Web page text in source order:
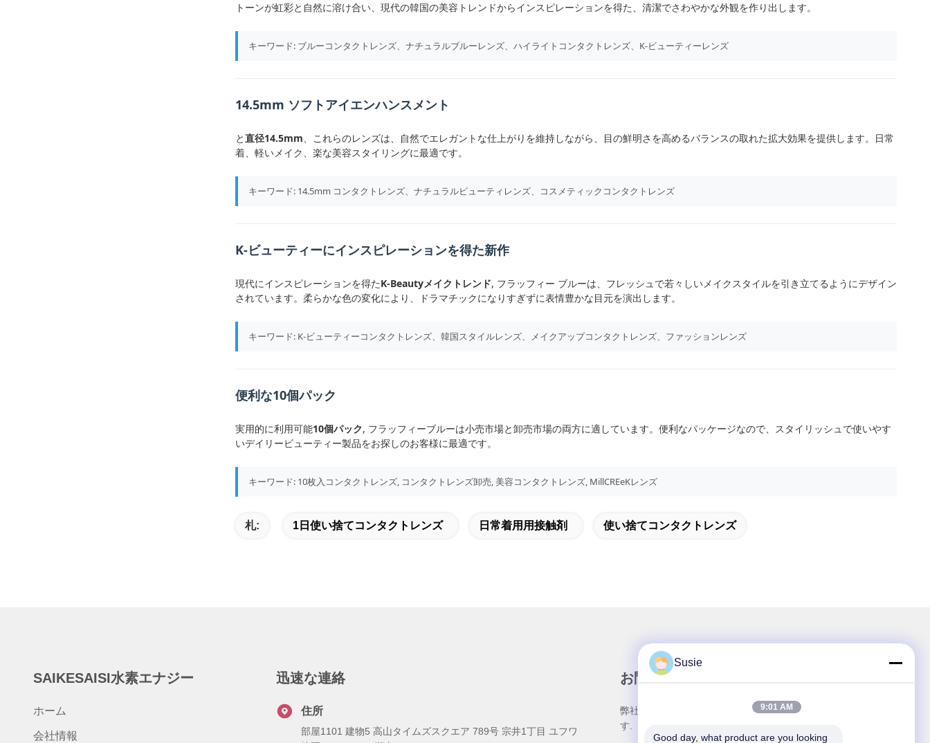
トーンが虹彩と自然に溶け合い、現代の韓国の美容トレンドからインスピレーションを得た、清潔でさわやかな外観を作り出します。
キーワード: ブルーコンタクトレンズ、ナチュラルブルーレンズ、ハイライトコンタクトレンズ、K-ビューティーレンズ
14.5mm ソフトアイエンハンスメント
と直径14.5mm、これらのレンズは、自然でエレガントな仕上がりを維持しながら、目の鮮明さを高めるバランスの取れた拡大効果を提供します。日常
着、軽いメイク、楽な美容スタイリングに最適です。
キーワード: 14.5mm コンタクトレンズ、ナチュラルビューティレンズ、コスメティックコンタクトレンズ
K-ビューティーにインスピレーションを得た新作
現代にインスピレーションを得たK-Beautyメイクトレンド, フラッフィー ブルーは、フレッシュで若々しいメイクスタイルを引き立てるようにデザイン
されています。柔らかな色の変化により、ドラマチックになりすぎずに表情豊かな目元を演出します。
キーワード: K-ビューティーコンタクトレンズ、韓国スタイルレンズ、メイクアップコンタクトレンズ、ファッションレンズ
便利な10個パック
実用的に利用可能10個パック, フラッフィーブルーは小売市場と卸売市場の両方に適しています。便利なパッケージなので、スタイリッシュで使いやす
いデイリービューティー製品をお探しのお客様に最適です。
キーワード: 10枚入コンタクトレンズ, コンタクトレンズ卸売, 美容コンタクトレンズ, MillCREeKレンズ
札: 1日使い捨てコンタクトレンズ 日常着用用接触剤 使い捨てコンタクトレンズ
SAIKESAISI水素エナジー
ホーム
会社情報
迅速な連絡
住所
部屋1101 建物5 高山タイムズスクエア 789号 宗井1丁目 ユフワ
お問い合わせ
弊社製品についてのお問い合わせは、こちらで受付しておりま
す.
Susie
9:01 AM
Good day, what product are you looking